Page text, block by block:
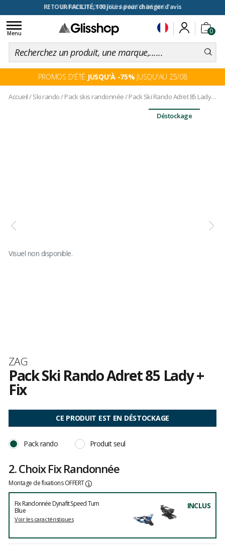
RETOUR FACILITÉ, 100 jours pour changer d'avis
0
Toggle
navigation
Menu
PROMOS D'ÉTÉ JUSQU'À -75% JUSQU'AU 25/08
Accueil/Ski rando/Pack skis randonnée/Pack Ski Rando Adret 85 Lady + Fix
Visuel non disponible.
Déstockage
Marque
ZAG
Pack Ski Rando Adret 85 Lady +
Fix
avis
CE PRODUIT EST EN DÉSTOCKAGE
Pack rando Produit seul
2. Choix Fix Randonnée
Montage de fixations OFFERT
Fix Randonnée Dynafit Speed Turn
Blue
Voir les caractéristiques
INCLUS